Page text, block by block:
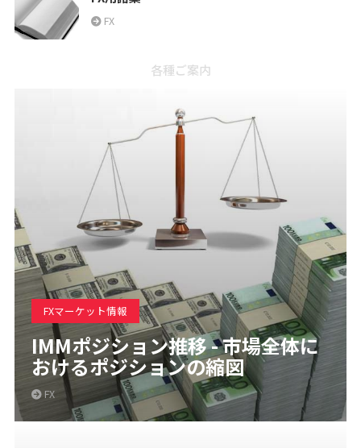
FX
各種ご案内
FXマーケット情報
IMMポジション推移 - 市場全体に
おけるポジションの縮図
FX